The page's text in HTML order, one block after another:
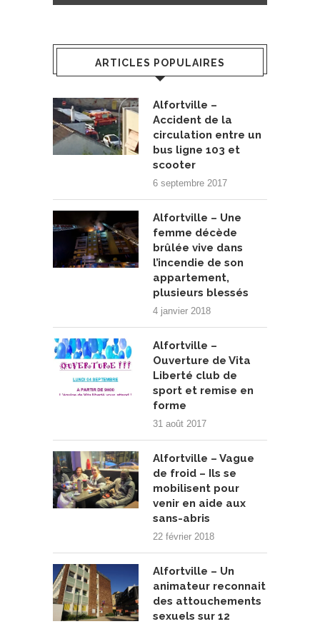
ARTICLES POPULAIRES
Alfortville –
Accident de la
circulation entre un
bus ligne 103 et
scooter
6 septembre 2017
Alfortville – Une
femme décède
brûlée vive dans
l’incendie de son
appartement,
plusieurs blessés
4 janvier 2018
Alfortville –
Ouverture de Vita
Liberté club de
sport et remise en
forme
31 août 2017
Alfortville – Vague
de froid – Ils se
mobilisent pour
venir en aide aux
sans-abris
22 février 2018
Alfortville – Un
animateur reconnait
des attouchements
sexuels sur 12